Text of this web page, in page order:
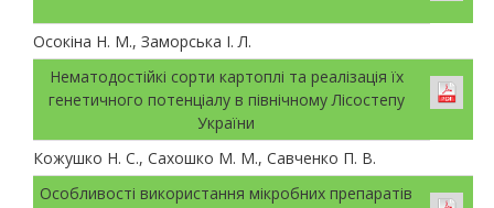
Осокіна Н. М., Заморська І. Л.
Нематодостійкі сорти картоплі та реалізація їх
генетичного потенціалу в північному Лісостепу
України
Кожушко Н. С., Сахошко М. М., Савченко П. В.
Особливості використання мікробних препаратів